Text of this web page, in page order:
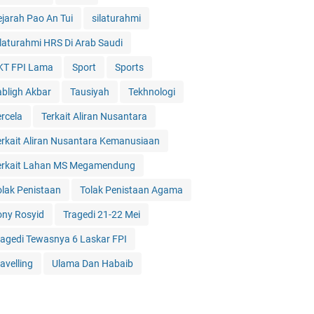
Pao An Tui silaturahmi
HRS Di Arab Saudi
FPI Lama Sport Sports
Akbar Tausiyah Tekhnologi
Terkait Aliran Nusantara
Aliran Nusantara Kemanusiaan
Lahan MS Megamendung
Penistaan Tolak Penistaan Agama
Rosyid Tragedi 21-22 Mei
Tewasnya 6 Laskar FPI
Ulama Dan Habaib